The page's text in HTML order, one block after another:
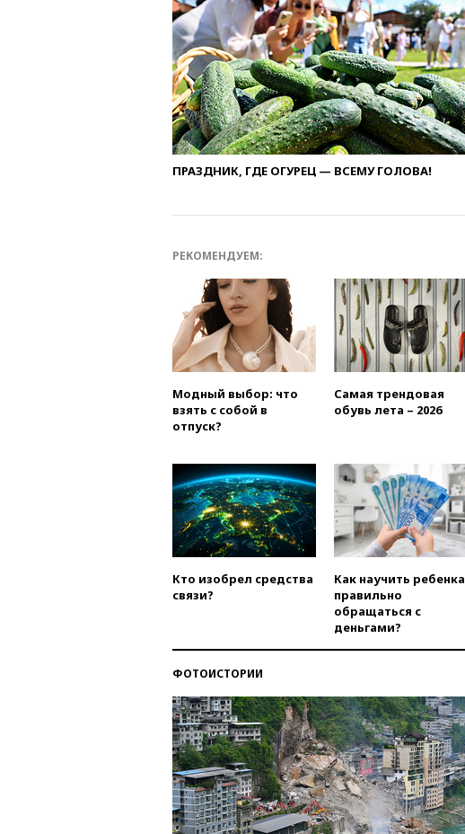
ПРАЗДНИК, ГДЕ ОГУРЕЦ — ВСЕМУ ГОЛОВА!
РЕКОМЕНДУЕМ:
Модный выбор: что
взять с собой в
отпуск?
Самая трендовая
обувь лета – 2026
Кто изобрел средства
связи?
Как научить ребенка
правильно
обращаться с
деньгами?
ФОТОИСТОРИИ